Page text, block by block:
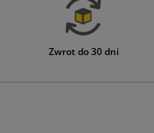
Zwrot do 30 dni